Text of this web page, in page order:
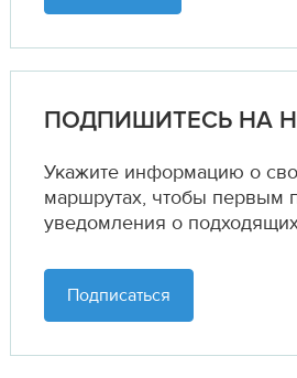
ПОДПИШИТЕСЬ НА
Укажите информацию о
маршрутах, чтобы первым
уведомления о
Подписаться